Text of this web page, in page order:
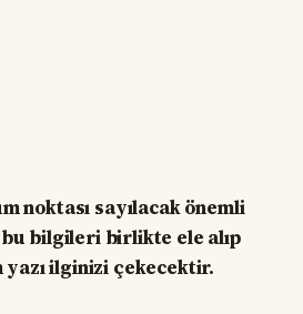
noktası sayılacak önemli
bu bilgileri birlikte ele alıp
ilginizi çekecektir.